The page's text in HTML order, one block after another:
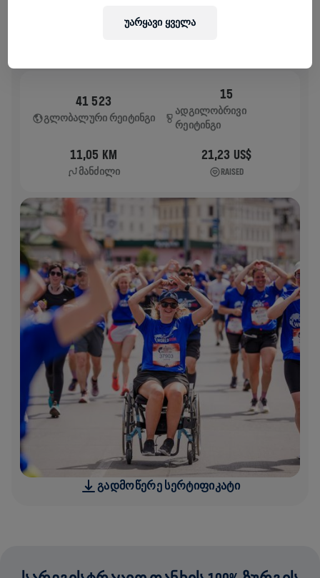
11:00 AM UTC
41 523
ᲒᲚᲝᲑᲐᲚᲣᲠᲘ ᲠᲔᲘᲢᲘᲜᲒᲘ
15
ᲐᲓᲒᲘᲚᲝᲑᲠᲘᲕᲘ
ᲠᲔᲘᲢᲘᲜᲒᲘ
11,05 KM
ᲛᲐᲜᲫᲘᲚᲘ
21,23 US$
RAISED
ᲒᲐᲓᲛᲝᲬᲔᲠᲔ ᲡᲔᲠᲢᲘᲤᲘᲙᲐᲢᲘ
უარყავი ყველა